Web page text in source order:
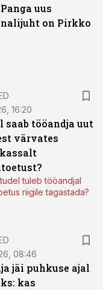
uus
on Pirkko
16:20
tööandja uut
värvates
tuleb tööandjal
riigile tagastada?
08:46
jäi puhkuse ajal
kas